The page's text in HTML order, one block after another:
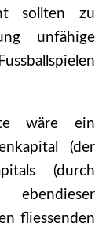
sollten zu
unfähige
wäre ein
(der
(durch
fliessenden